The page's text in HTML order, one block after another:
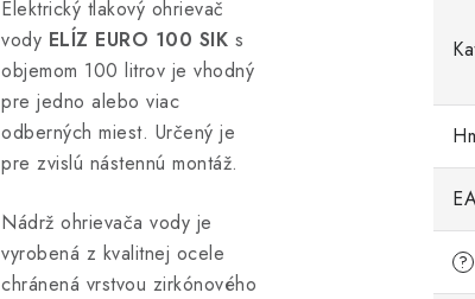
Elektrický tlakový ohrievač
vody ELÍZ EURO 100 SIK s
objemom 100 litrov je vhodný
pre jedno alebo viac
odberných miest. Určený je
pre zvislú nástennú montáž.
Nádrž ohrievača vody je
vyrobená z kvalitnej ocele
chránená vrstvou zirkónového
?